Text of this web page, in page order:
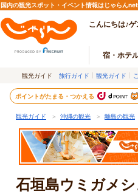
国内の観光スポット・イベント情報はじゃらん
こんにちは♪
宿・ホテ
観光ガイド 旅行ガイド 観光ガイド
ポイントがたまる・つかえる
観光ガイド ＞ 沖縄の観光 ＞ 離島の観光
石垣島ウミガメ